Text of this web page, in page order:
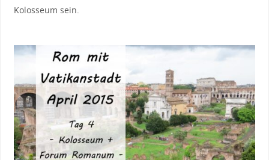
Kolosseum sein.